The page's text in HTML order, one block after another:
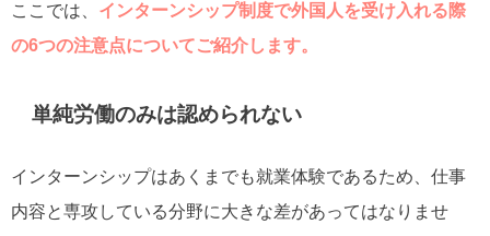
ここでは、 インターンシップ制度で外国人を受け入れる際
の6つの注意点についてご紹介します。
単純労働のみは認められない
インターンシップはあくまでも就業体験であるため、仕事
内容と専攻している分野に大きな差があってはなりませ